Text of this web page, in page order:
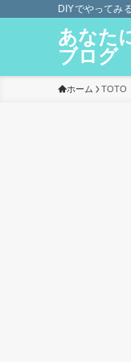
DIYでやってみ
あなた
ブログ
ホーム TOTO